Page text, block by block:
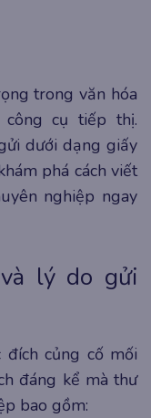
trong văn hóa
cụ tiếp thị.
dưới dạng giấy
phá cách viết
nghiệp ngay
lý do gửi
củng cố mối
đáng kể mà thư
bao gồm: